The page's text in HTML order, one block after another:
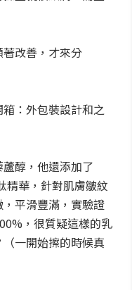
改善，才來分
：外包裝設計和之
醇，他還添加了
華，針對肌膚皺紋
平滑豐滿，實驗證
，很質疑這樣的乳
一開始擦的時候真